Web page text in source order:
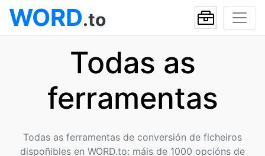
WORD.to
Todas as
ferramentas
Todas as ferramentas de conversión de ficheiros
dispoñibles en WORD.to: máis de 1000 opcións de